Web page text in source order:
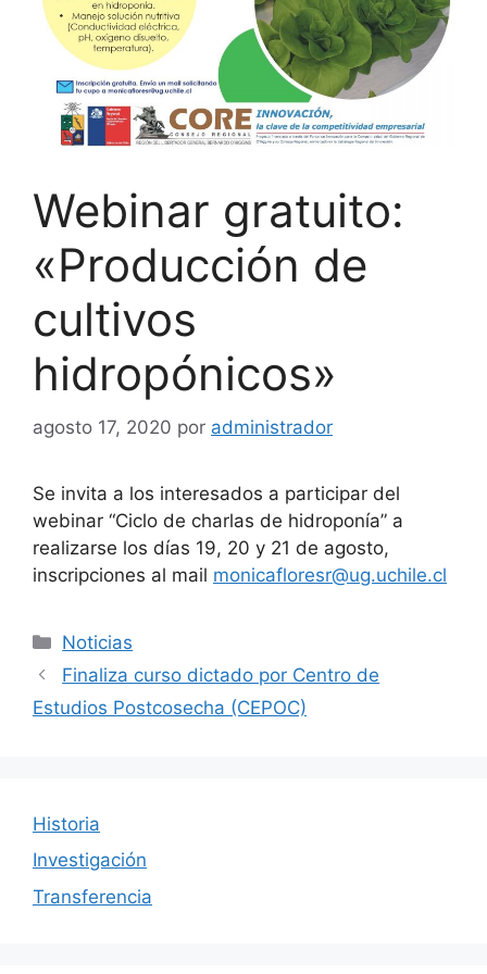
Webinar gratuito:
«Producción de
cultivos
hidropónicos»
agosto 17, 2020 por administrador
Se invita a los interesados a participar del
webinar “Ciclo de charlas de hidroponía” a
realizarse los días 19, 20 y 21 de agosto,
inscripciones al mail monicafloresr@ug.uchile.cl
Categorías
Noticias
Finaliza curso dictado por Centro de
Estudios Postcosecha (CEPOC)
Historia
Investigación
Transferencia